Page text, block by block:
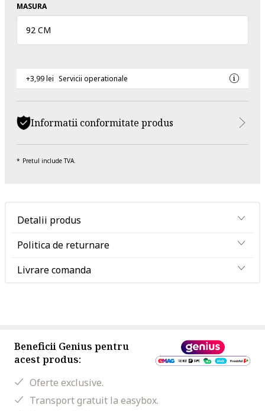
MASURA
92 CM
+3,99 lei Servicii operationale
Informatii conformitate produs
Pretul include TVA.
Detalii produs
Politica de returnare
Livrare comanda
Beneficii Genius pentru
acest produs:
Oferte exclusive.
Transport gratuit la easybox.